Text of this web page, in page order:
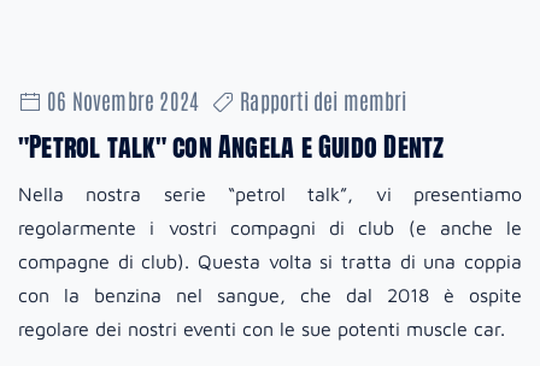
06 Novembre 2024 Rapporti dei membri
"Petrol talk" con Angela e Guido Dentz
Nella nostra serie “petrol talk”, vi presentiamo
regolarmente i vostri compagni di club (e anche le
compagne di club). Questa volta si tratta di una coppia
con la benzina nel sangue, che dal 2018 è ospite
regolare dei nostri eventi con le sue potenti muscle car.